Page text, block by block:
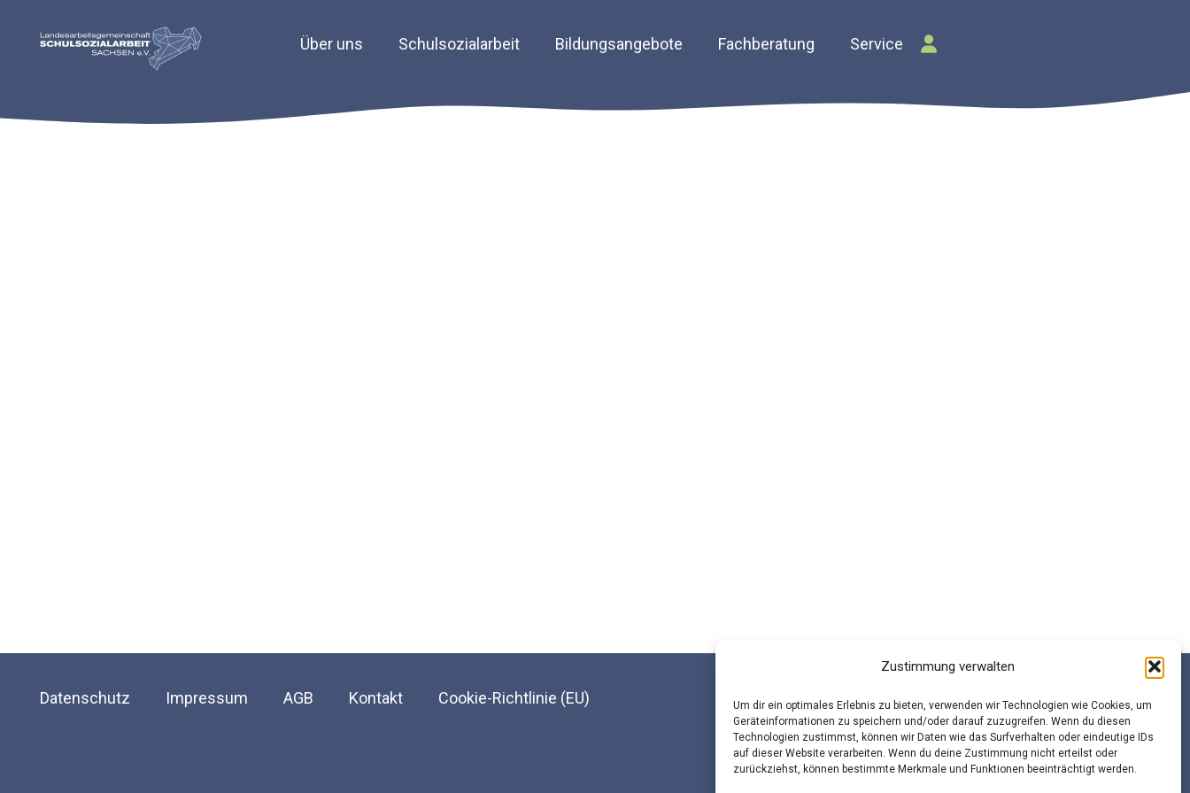
Zustimmung verwalten
Um dir ein optimales Erlebnis zu bieten, verwenden wir Technologien wie Cookies, um
Geräteinformationen zu speichern und/oder darauf zuzugreifen. Wenn du diesen
Technologien zustimmst, können wir Daten wie das Surfverhalten oder eindeutige IDs
auf dieser Website verarbeiten. Wenn du deine Zustimmung nicht erteilst oder
zurückziehst, können bestimmte Merkmale und Funktionen beeinträchtigt werden.
Über uns Schulsozialarbeit Bildungsangebote Fachberatung Service
Datenschutz Impressum AGB Kontakt Cookie-Richtlinie (EU)
© Landesarbeitsgemeinschaft Schulsozialarbeit Sachsen e.V.